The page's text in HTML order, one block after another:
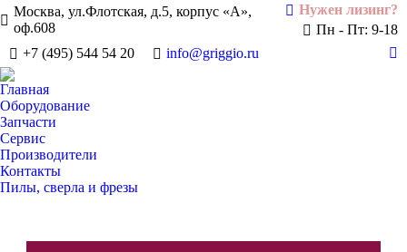
Москва, ул.Флотская, д.5, корпус «А»,
оф.608
+7 (495) 544 54 20
info@griggio.ru
Нужен лизинг?
Пн - Пт: 9-18
Главная
Оборудование
Запчасти
Сервис
Производители
Контакты
Пилы, сверла и фрезы